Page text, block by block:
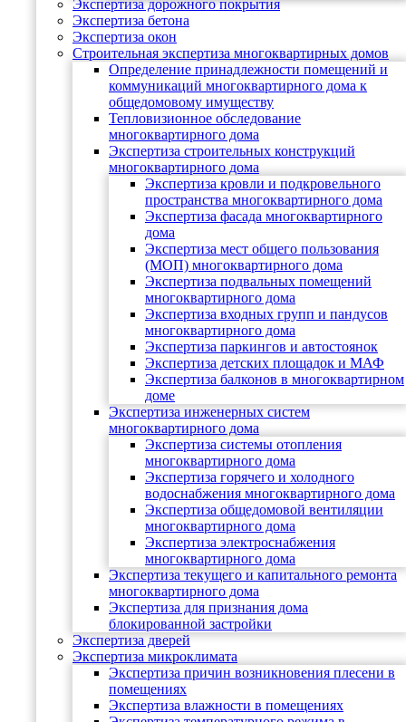
Экспертиза дорожного покрытия
Экспертиза бетона
Экспертиза окон
Строительная экспертиза многоквартирных домов
Определение принадлежности помещений и
коммуникаций многоквартирного дома к
общедомовому имуществу
Тепловизионное обследование
многоквартирного дома
Экспертиза строительных конструкций
многоквартирного дома
Экспертиза кровли и подкровельного
пространства многоквартирного дома
Экспертиза фасада многоквартирного
дома
Экспертиза мест общего пользования
(МОП) многоквартирного дома
Экспертиза подвальных помещений
многоквартирного дома
Экспертиза входных групп и пандусов
многоквартирного дома
Экспертиза паркингов и автостоянок
Экспертиза детских площадок и МАФ
Экспертиза балконов в многоквартирном
доме
Экспертиза инженерных систем
многоквартирного дома
Экспертиза системы отопления
многоквартирного дома
Экспертиза горячего и холодного
водоснабжения многоквартирного дома
Экспертиза общедомовой вентиляции
многоквартирного дома
Экспертиза электроснабжения
многоквартирного дома
Экспертиза текущего и капитального ремонта
многоквартирного дома
Экспертиза для признания дома
блокированной застройки
Экспертиза дверей
Экспертиза микроклимата
Экспертиза причин возникновения плесени в
помещениях
Экспертиза влажности в помещениях